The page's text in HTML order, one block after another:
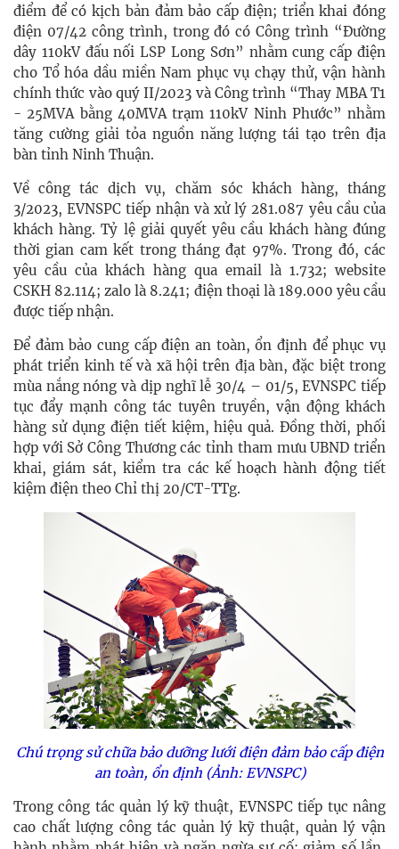
điểm để có kịch bản đảm bảo cấp điện; triển khai đóng
điện 07/42 công trình, trong đó có Công trình “Đường
dây 110kV đấu nối LSP Long Sơn” nhằm cung cấp điện
cho Tổ hóa dầu miền Nam phục vụ chạy thử, vận hành
chính thức vào quý II/2023 và Công trình “Thay MBA T1
- 25MVA bằng 40MVA trạm 110kV Ninh Phước” nhằm
tăng cường giải tỏa nguồn năng lượng tái tạo trên địa
bàn tỉnh Ninh Thuận.
Về công tác dịch vụ, chăm sóc khách hàng, tháng
3/2023, EVNSPC tiếp nhận và xử lý 281.087 yêu cầu của
khách hàng. Tỷ lệ giải quyết yêu cầu khách hàng đúng
thời gian cam kết trong tháng đạt 97%. Trong đó, các
yêu cầu của khách hàng qua email là 1.732; website
CSKH 82.114; zalo là 8.241; điện thoại là 189.000 yêu cầu
được tiếp nhận.
Để đảm bảo cung cấp điện an toàn, ổn định để phục vụ
phát triển kinh tế và xã hội trên địa bàn, đặc biệt trong
mùa nắng nóng và dịp nghĩ lễ 30/4 – 01/5, EVNSPC tiếp
tục đẩy mạnh công tác tuyên truyền, vận động khách
hàng sử dụng điện tiết kiệm, hiệu quả. Đồng thời, phối
hợp với Sở Công Thương các tỉnh tham mưu UBND triển
khai, giám sát, kiểm tra các kế hoạch hành động tiết
kiệm điện theo Chỉ thị 20/CT-TTg.
Chú trọng sử chữa bảo dưỡng lưới điện đảm bảo cấp điện
an toàn, ổn định (Ảnh: EVNSPC)
Trong công tác quản lý kỹ thuật, EVNSPC tiếp tục nâng
cao chất lượng công tác quản lý kỹ thuật, quản lý vận